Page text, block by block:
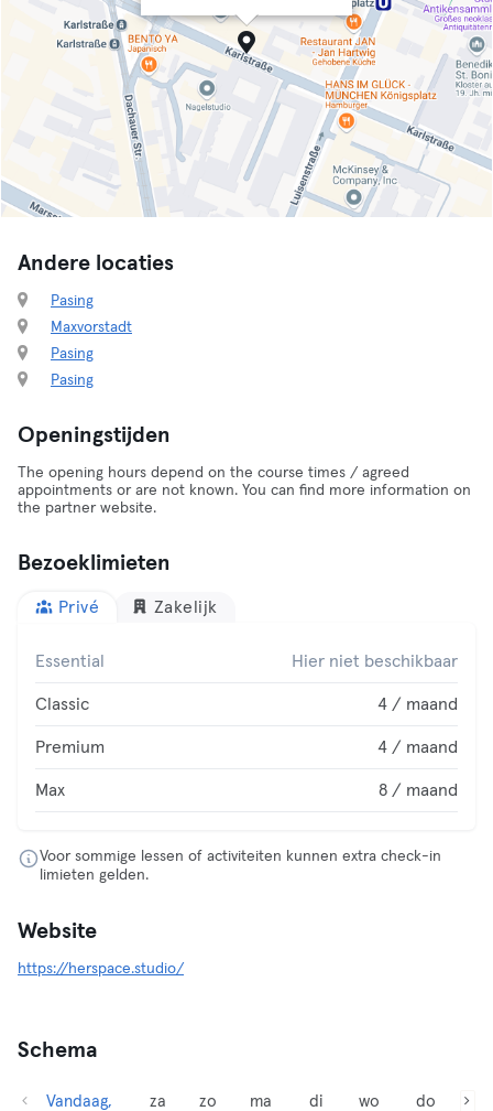
Andere locaties
Pasing
Maxvorstadt
Pasing
Pasing
Openingstijden
The opening hours depend on the course times / agreed
appointments or are not known. You can find more information on
the partner website.
Bezoeklimieten
Privé Zakelijk
Essential Hier niet beschikbaar
Classic 4 / maand
Premium 4 / maand
Max 8 / maand
Voor sommige lessen of activiteiten kunnen extra check-in
limieten gelden.
Website
https://herspace.studio/
Schema
Vandaag,
za
zo
ma
di
wo
do